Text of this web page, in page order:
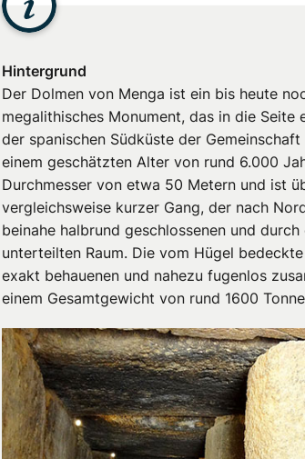
Hintergrund
Der Dolmen von Menga ist ein bis heute
megalithisches Monument, das in die Seite
der spanischen Südküste der
einem geschätzten Alter von rund 6.000
Durchmesser von etwa 50 Metern und ist
vergleichsweise kurzer Gang, der nach
beinahe halbrund geschlossenen und
unterteilten Raum. Die vom Hügel
exakt behauenen und nahezu fugenlos
einem Gesamtgewicht von rund 1600